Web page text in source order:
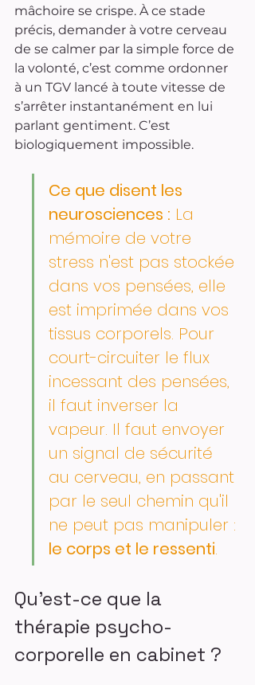
mâchoire se crispe. À ce stade
précis, demander à votre cerveau
de se calmer par la simple force de
la volonté, c’est comme ordonner
à un TGV lancé à toute vitesse de
s’arrêter instantanément en lui
parlant gentiment. C’est
biologiquement impossible.
Ce que disent les
neurosciences : La
mémoire de votre
stress n'est pas stockée
dans vos pensées, elle
est imprimée dans vos
tissus corporels. Pour
court-circuiter le flux
incessant des pensées,
il faut inverser la
vapeur. Il faut envoyer
un signal de sécurité
au cerveau, en passant
par le seul chemin qu'il
ne peut pas manipuler :
le corps et le ressenti.
Qu’est-ce que la
thérapie psycho-
corporelle en cabinet ?